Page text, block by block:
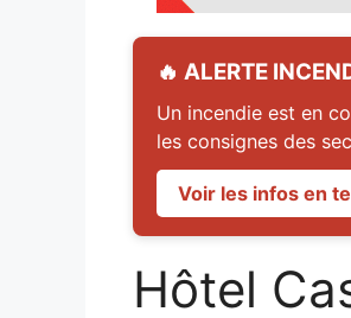
🔥 ALERTE
Un incendie est en
les consignes des
Voir les infos en
Hôtel